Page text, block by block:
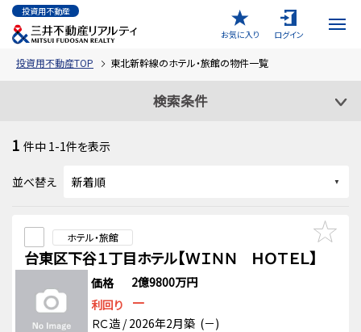
投資用不動産
お気に入り
ログイン
投資用不動産TOP 東北新幹線のホテル・旅館の物件一覧
検索条件
1 件中 1-1件を表示
並べ替え
ホテル・旅館
台東区下谷１丁目ホテル【ＷＩＮＮ ＨＯＴＥＬ】
価格
2億9800万円
利回り
－
ＲＣ造 / 2026年2月築 (－)